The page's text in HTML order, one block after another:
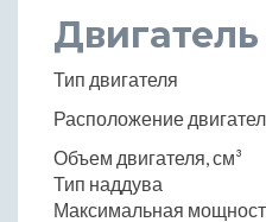
Двигатель
Тип двигателя
Расположение
Объем двигателя, см³
Тип наддува
Максимальная